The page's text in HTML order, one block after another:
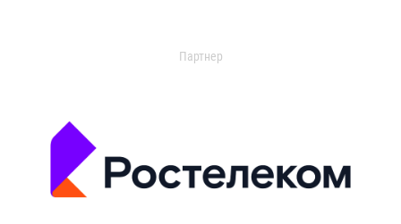
Партнер